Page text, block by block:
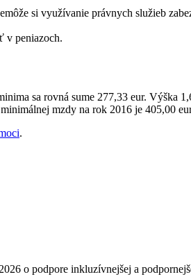
si využívanie právnych služieb
v peniazoch.
sa rovná sume 277,33 eur. Výška
mzdy na rok 2016 je 405,00
.
o podpore inkluzívnejšej a